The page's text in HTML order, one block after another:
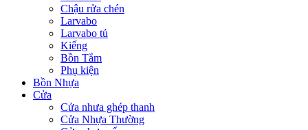
Chậu rửa chén
Larvabo
Larvabo tủ
Kiếng
Bồn Tắm
Phụ kiện
Bồn Nhựa
Cửa
Cửa nhưa ghép thanh
Cửa Nhựa Thường